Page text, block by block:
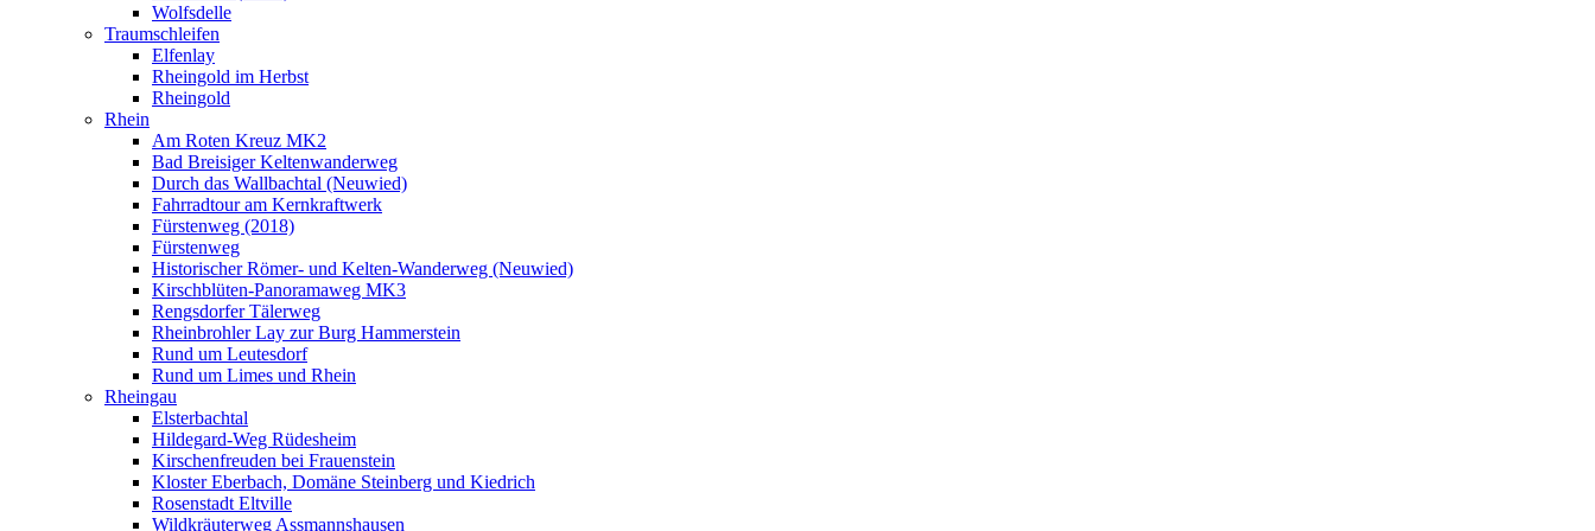
Wolfsdelle
Traumschleifen
Elfenlay
Rheingold im Herbst
Rheingold
Rhein
Am Roten Kreuz MK2
Bad Breisiger Keltenwanderweg
Durch das Wallbachtal (Neuwied)
Fahrradtour am Kernkraftwerk
Fürstenweg (2018)
Fürstenweg
Historischer Römer- und Kelten-Wanderweg (Neuwied)
Kirschblüten-Panoramaweg MK3
Rengsdorfer Tälerweg
Rheinbrohler Lay zur Burg Hammerstein
Rund um Leutesdorf
Rund um Limes und Rhein
Rheingau
Elsterbachtal
Hildegard-Weg Rüdesheim
Kirschenfreuden bei Frauenstein
Kloster Eberbach, Domäne Steinberg und Kiedrich
Rosenstadt Eltville
Wildkräuterweg Assmannshausen